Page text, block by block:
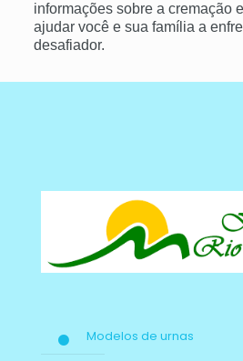
informações sobre a cremação
ajudar você e sua família a
desafiador.
Modelos de urnas